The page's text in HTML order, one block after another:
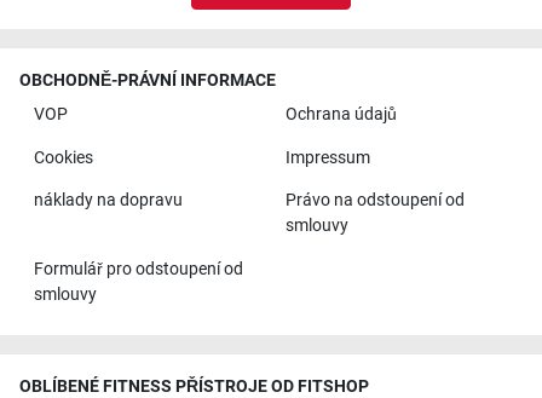
OBCHODNĚ-PRÁVNÍ INFORMACE
VOP
Ochrana údajů
Cookies Impressum
náklady na dopravu
Právo na odstoupení od
smlouvy
Formulář pro odstoupení od
smlouvy
OBLÍBENÉ FITNESS PŘÍSTROJE OD FITSHOP